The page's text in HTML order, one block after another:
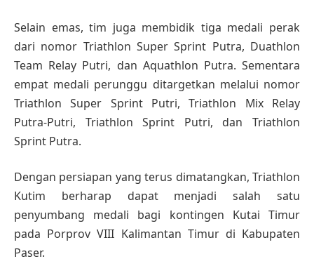
Selain emas, tim juga membidik tiga medali perak
dari nomor Triathlon Super Sprint Putra, Duathlon
Team Relay Putri, dan Aquathlon Putra. Sementara
empat medali perunggu ditargetkan melalui nomor
Triathlon Super Sprint Putri, Triathlon Mix Relay
Putra-Putri, Triathlon Sprint Putri, dan Triathlon
Sprint Putra.
Dengan persiapan yang terus dimatangkan, Triathlon
Kutim berharap dapat menjadi salah satu
penyumbang medali bagi kontingen Kutai Timur
pada Porprov VIII Kalimantan Timur di Kabupaten
Paser.